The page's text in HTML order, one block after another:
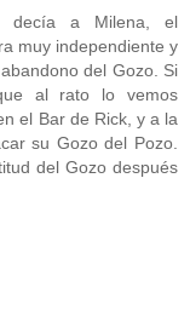
decía a Milena, el
muy independiente y
del Gozo. Si
al rato lo vemos
el Bar de Rick, y a la
su Gozo del Pozo.
del Gozo después